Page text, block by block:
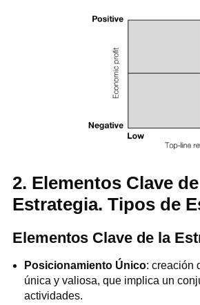
2. Elementos Clave
Estrategia. Tipos de
Elementos Clave de la
Posicionamiento Único: creación
única y valiosa, que implica un
actividades.